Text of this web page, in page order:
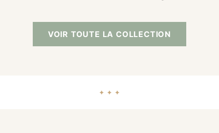
VOIR TOUTE LA COLLECTION
✦ ✦ ✦